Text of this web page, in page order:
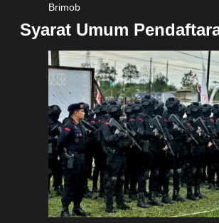
Brimob
Syarat Umum